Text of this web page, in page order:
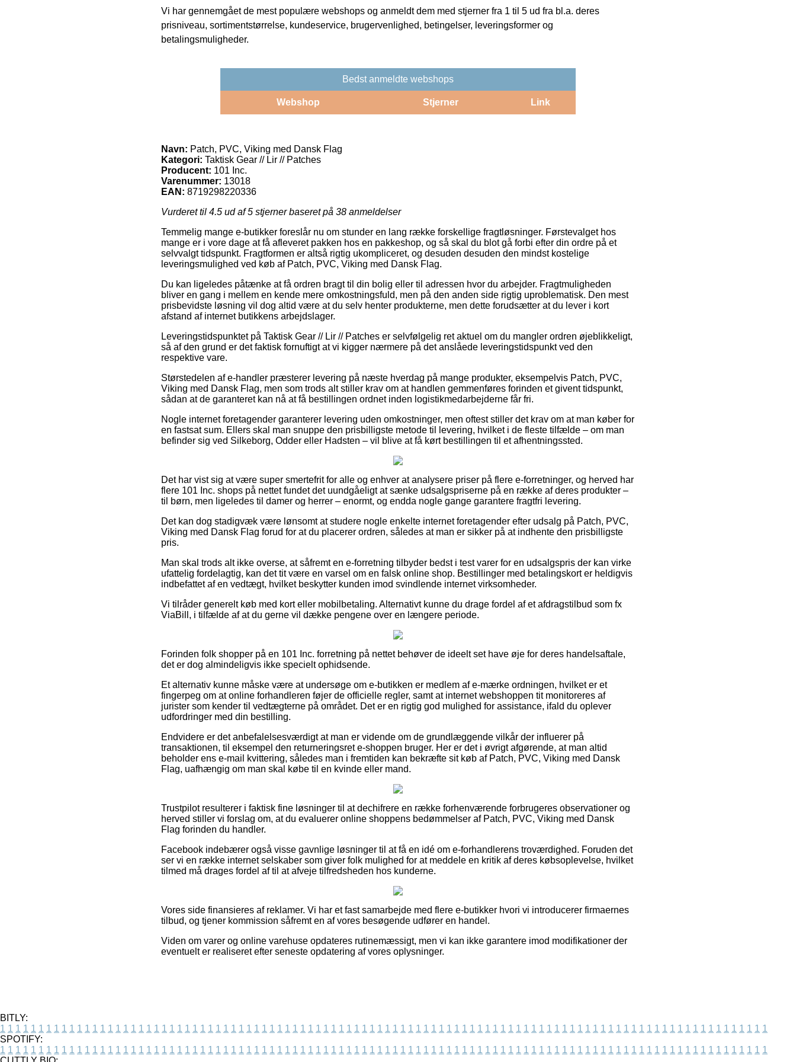
Vi har gennemgået de mest populære webshops og anmeldt dem med stjerner fra 1 til 5 ud fra bl.a. deres
prisniveau, sortimentstørrelse, kundeservice, brugervenlighed, betingelser, leveringsformer og
betalingsmuligheder.
Bedst anmeldte webshops
Webshop Stjerner Link
Navn: Patch, PVC, Viking med Dansk Flag
Kategori: Taktisk Gear // Lir // Patches
Producent: 101 Inc.
Varenummer: 13018
EAN: 8719298220336
Vurderet til 4.5 ud af 5 stjerner baseret på 38 anmeldelser
Temmelig mange e-butikker foreslår nu om stunder en lang række forskellige fragtløsninger. Førstevalget hos
mange er i vore dage at få afleveret pakken hos en pakkeshop, og så skal du blot gå forbi efter din ordre på et
selvvalgt tidspunkt. Fragtformen er altså rigtig ukompliceret, og desuden desuden den mindst kostelige
leveringsmulighed ved køb af Patch, PVC, Viking med Dansk Flag.
Du kan ligeledes påtænke at få ordren bragt til din bolig eller til adressen hvor du arbejder. Fragtmuligheden
bliver en gang i mellem en kende mere omkostningsfuld, men på den anden side rigtig uproblematisk. Den mest
prisbevidste løsning vil dog altid være at du selv henter produkterne, men dette forudsætter at du lever i kort
afstand af internet butikkens arbejdslager.
Leveringstidspunktet på Taktisk Gear // Lir // Patches er selvfølgelig ret aktuel om du mangler ordren øjeblikkeligt,
så af den grund er det faktisk fornuftigt at vi kigger nærmere på det anslåede leveringstidspunkt ved den
respektive vare.
Størstedelen af e-handler præsterer levering på næste hverdag på mange produkter, eksempelvis Patch, PVC,
Viking med Dansk Flag, men som trods alt stiller krav om at handlen gemmenføres forinden et givent tidspunkt,
sådan at de garanteret kan nå at få bestillingen ordnet inden logistikmedarbejderne får fri.
Nogle internet foretagender garanterer levering uden omkostninger, men oftest stiller det krav om at man køber for
en fastsat sum. Ellers skal man snuppe den prisbilligste metode til levering, hvilket i de fleste tilfælde – om man
befinder sig ved Silkeborg, Odder eller Hadsten – vil blive at få kørt bestillingen til et afhentningssted.
Det har vist sig at være super smertefrit for alle og enhver at analysere priser på flere e-forretninger, og herved har
flere 101 Inc. shops på nettet fundet det uundgåeligt at sænke udsalgspriserne på en række af deres produkter –
til børn, men ligeledes til damer og herrer – enormt, og endda nogle gange garantere fragtfri levering.
Det kan dog stadigvæk være lønsomt at studere nogle enkelte internet foretagender efter udsalg på Patch, PVC,
Viking med Dansk Flag forud for at du placerer ordren, således at man er sikker på at indhente den prisbilligste
pris.
Man skal trods alt ikke overse, at såfremt en e-forretning tilbyder bedst i test varer for en udsalgspris der kan virke
ufattelig fordelagtig, kan det tit være en varsel om en falsk online shop. Bestillinger med betalingskort er heldigvis
indbefattet af en vedtægt, hvilket beskytter kunden imod svindlende internet virksomheder.
Vi tilråder generelt køb med kort eller mobilbetaling. Alternativt kunne du drage fordel af et afdragstilbud som fx
ViaBill, i tilfælde af at du gerne vil dække pengene over en længere periode.
Forinden folk shopper på en 101 Inc. forretning på nettet behøver de ideelt set have øje for deres handelsaftale,
det er dog almindeligvis ikke specielt ophidsende.
Et alternativ kunne måske være at undersøge om e-butikken er medlem af e-mærke ordningen, hvilket er et
fingerpeg om at online forhandleren føjer de officielle regler, samt at internet webshoppen tit monitoreres af
jurister som kender til vedtægterne på området. Det er en rigtig god mulighed for assistance, ifald du oplever
udfordringer med din bestilling.
Endvidere er det anbefalelsesværdigt at man er vidende om de grundlæggende vilkår der influerer på
transaktionen, til eksempel den returneringsret e-shoppen bruger. Her er det i øvrigt afgørende, at man altid
beholder ens e-mail kvittering, således man i fremtiden kan bekræfte sit køb af Patch, PVC, Viking med Dansk
Flag, uafhængig om man skal købe til en kvinde eller mand.
Trustpilot resulterer i faktisk fine løsninger til at dechifrere en række forhenværende forbrugeres observationer og
herved stiller vi forslag om, at du evaluerer online shoppens bedømmelser af Patch, PVC, Viking med Dansk
Flag forinden du handler.
Facebook indebærer også visse gavnlige løsninger til at få en idé om e-forhandlerens troværdighed. Foruden det
ser vi en række internet selskaber som giver folk mulighed for at meddele en kritik af deres købsoplevelse, hvilket
tilmed må drages fordel af til at afveje tilfredsheden hos kunderne.
Vores side finansieres af reklamer. Vi har et fast samarbejde med flere e-butikker hvori vi introducerer firmaernes
tilbud, og tjener kommission såfremt en af vores besøgende udfører en handel.
Viden om varer og online varehuse opdateres rutinemæssigt, men vi kan ikke garantere imod modifikationer der
eventuelt er realiseret efter seneste opdatering af vores oplysninger.
BITLY:
1 1 1 1 1 1 1 1 1 1 1 1 1 1 1 1 1 1 1 1 1 1 1 1 1 1 1 1 1 1 1 1 1 1 1 1 1 1 1 1 1 1 1 1 1 1 1 1 1 1 1 1 1 1 1 1 1 1 1 1 1 1 1 1 1 1 1 1 1 1 1 1 1 1 1 1 1 1 1 1 1 1 1 1 1 1 1 1 1 1 1 1 1 1 1 1 1 1 1 1
SPOTIFY:
1 1 1 1 1 1 1 1 1 1 1 1 1 1 1 1 1 1 1 1 1 1 1 1 1 1 1 1 1 1 1 1 1 1 1 1 1 1 1 1 1 1 1 1 1 1 1 1 1 1 1 1 1 1 1 1 1 1 1 1 1 1 1 1 1 1 1 1 1 1 1 1 1 1 1 1 1 1 1 1 1 1 1 1 1 1 1 1 1 1 1 1 1 1 1 1 1 1 1 1